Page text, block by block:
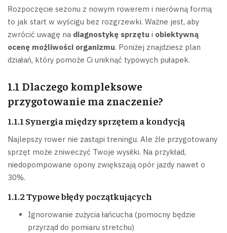
Rozpoczęcie sezonu z nowym rowerem i nierówną formą
to jak start w wyścigu bez rozgrzewki. Ważne jest, aby
zwrócić uwagę na diagnostykę sprzętu i obiektywną
ocenę możliwości organizmu. Poniżej znajdziesz plan
działań, który pomoże Ci uniknąć typowych pułapek.
1.1 Dlaczego kompleksowe
przygotowanie ma znaczenie?
1.1.1 Synergia między sprzętem a kondycją
Najlepszy rower nie zastąpi treningu. Ale źle przygotowany
sprzęt może zniweczyć Twoje wysiłki. Na przykład,
niedopompowane opony zwiększają opór jazdy nawet o
30%.
1.1.2 Typowe błędy początkujących
Ignorowanie zużycia łańcucha (pomocny będzie
przyrząd do pomiaru stretchu)